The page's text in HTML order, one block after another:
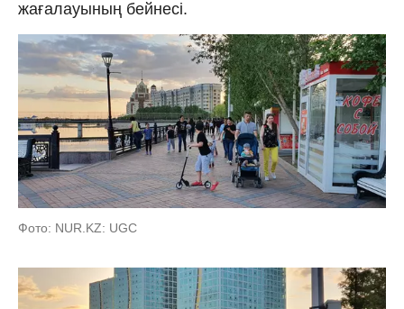
жағалауының бейнесі.
Фото: NUR.KZ: UGC